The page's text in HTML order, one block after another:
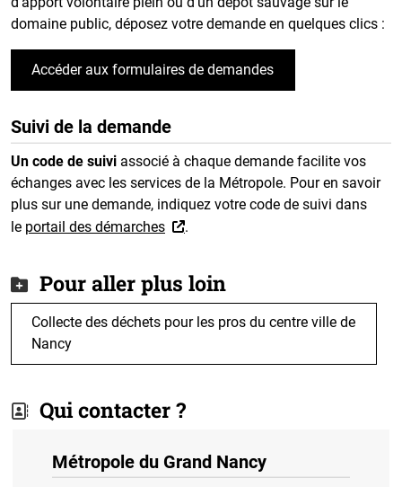
domaine public, déposez votre demande en quelques clics :
Accéder aux formulaires de demandes
Suivi de la demande
Un code de suivi associé à chaque demande facilite vos
échanges avec les services de la Métropole. Pour en savoir
plus sur une demande, indiquez votre code de suivi dans
le portail des démarches .
Pour aller plus loin
Collecte des déchets pour les pros du centre ville de
Nancy
Qui contacter ?
Métropole du Grand Nancy